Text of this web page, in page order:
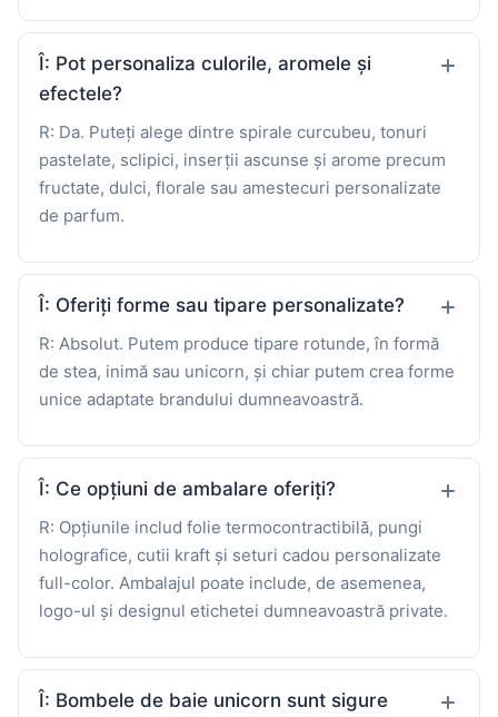
Î: Pot personaliza culorile, aromele și
efectele?
R: Da. Puteți alege dintre spirale curcubeu, tonuri
pastelate, sclipici, inserții ascunse și arome precum
fructate, dulci, florale sau amestecuri personalizate
de parfum.
Î: Oferiți forme sau tipare personalizate?
R: Absolut. Putem produce tipare rotunde, în formă
de stea, inimă sau unicorn, și chiar putem crea forme
unice adaptate brandului dumneavoastră.
Î: Ce opțiuni de ambalare oferiți?
R: Opțiunile includ folie termocontractibilă, pungi
holografice, cutii kraft și seturi cadou personalizate
full-color. Ambalajul poate include, de asemenea,
logo-ul și designul etichetei dumneavoastră private.
Î: Bombele de baie unicorn sunt sigure